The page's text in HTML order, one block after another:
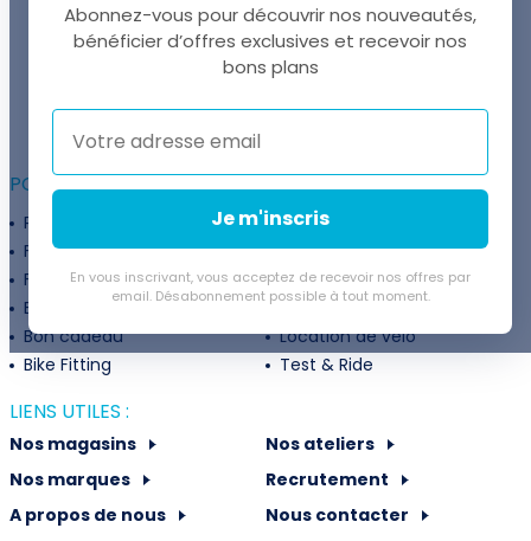
UNE QUESTION ?
+41 22 307 02 00
POUR ALLER PLUS LOIN :
Programme fidélité
Entreprises
Financement
Services
Flexibilité de paiement
Subventions
Extension de garantie
Politique de retour
Bon cadeau
Location de vélo
Bike Fitting
Test & Ride
LIENS UTILES :
Nos magasins
Nos ateliers
Nos marques
Recrutement
A propos de nous
Nous contacter
Abonnez-vous pour découvrir nos nouveautés,
bénéficier d’offres exclusives et recevoir nos
bons plans
Je m'inscris
En vous inscrivant, vous acceptez de recevoir nos offres par
email. Désabonnement possible à tout moment.